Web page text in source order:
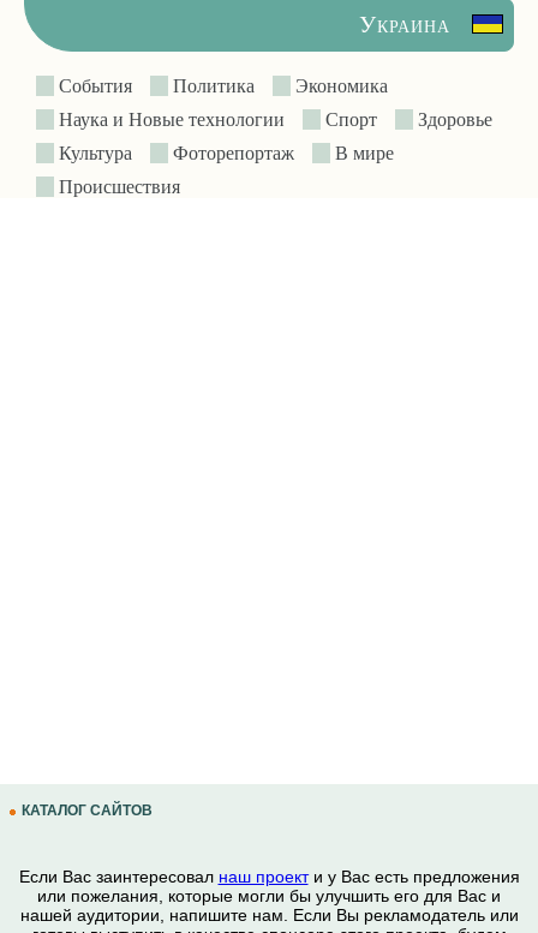
Украина
События Политика
Экономика
Наука и Новые технологии
Спорт
Здоровье
Культура
Фоторепортаж
В мире
Происшествия
КАТАЛОГ САЙТОВ
Если Вас заинтересовал наш проекти у Вас есть предложения
или пожелания, которые могли бы улучшить его для Вас и
нашей аудитории, напишите нам. Если Вы рекламодатель или